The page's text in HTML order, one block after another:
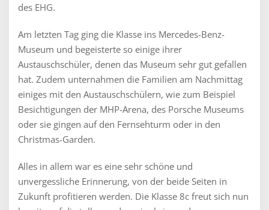
des EHG.
Am letzten Tag ging die Klasse ins Mercedes-Benz-
Museum und begeisterte so einige ihrer
Austauschschüler, denen das Museum sehr gut gefallen
hat. Zudem unternahmen die Familien am Nachmittag
einiges mit den Austauschschülern, wie zum Beispiel
Besichtigungen der MHP-Arena, des Porsche Museums
oder sie gingen auf den Fernsehturm oder in den
Christmas-Garden.
Alles in allem war es eine sehr schöne und
unvergessliche Erinnerung, von der beide Seiten in
Zukunft profitieren werden. Die Klasse 8c freut sich nun